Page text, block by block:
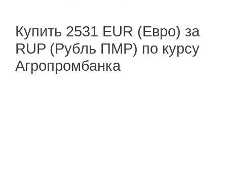
Купить 2531 EUR (Евро) за
RUP (Рубль ПМР) по курсу
Агропромбанка